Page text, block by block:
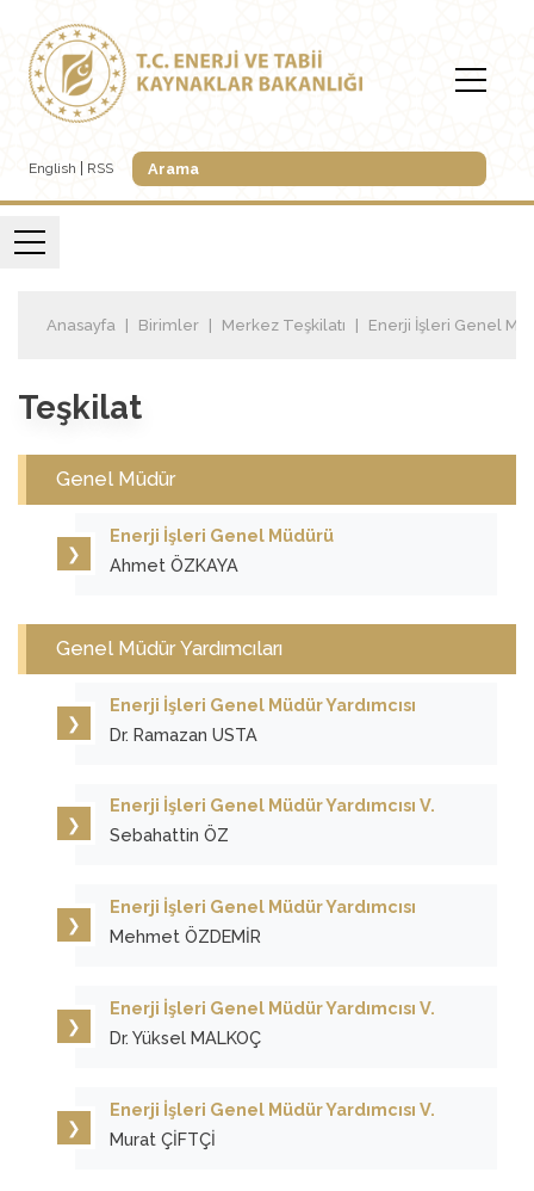
English RSS
Anasayfa Birimler Merkez Teşkilatı Enerji İşleri Genel
Teşkilat
Genel Müdür
Enerji İşleri Genel Müdürü
Ahmet ÖZKAYA
Genel Müdür Yardımcıları
Enerji İşleri Genel Müdür Yardımcısı
Dr. Ramazan USTA
Enerji İşleri Genel Müdür Yardımcısı V.
Sebahattin ÖZ
Enerji İşleri Genel Müdür Yardımcısı
Mehmet ÖZDEMİR
Enerji İşleri Genel Müdür Yardımcısı V.
Dr. Yüksel MALKOÇ
Enerji İşleri Genel Müdür Yardımcısı V.
Murat ÇİFTÇİ